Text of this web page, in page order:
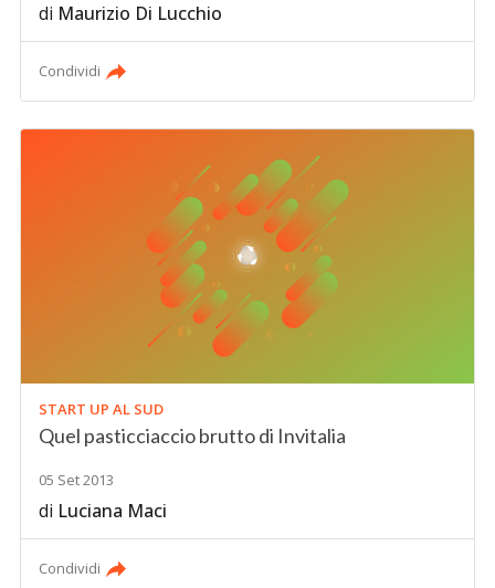
di Maurizio Di Lucchio
Condividi
START UP AL SUD
Quel pasticciaccio brutto di Invitalia
05 Set 2013
di Luciana Maci
Condividi